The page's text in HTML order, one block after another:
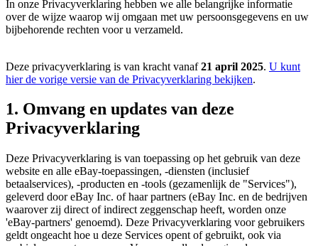
In onze Privacyverklaring hebben we alle belangrijke informatie
over de wijze waarop wij omgaan met uw persoonsgegevens en uw
bijbehorende rechten voor u verzameld.
Deze privacyverklaring is van kracht vanaf21 april 2025. U kunt
hier de vorige versie van de Privacyverklaring bekijken.
1. Omvang en updates van deze
Privacyverklaring
Deze Privacyverklaring is van toepassing op het gebruik van deze
website en alle eBay-toepassingen, -diensten (inclusief
betaalservices), -producten en -tools (gezamenlijk de "Services"),
geleverd door eBay Inc. of haar partners (eBay Inc. en de bedrijven
waarover zij direct of indirect zeggenschap heeft, worden onze
'eBay-partners' genoemd). Deze Privacyverklaring voor gebruikers
geldt ongeacht hoe u deze Services opent of gebruikt, ook via